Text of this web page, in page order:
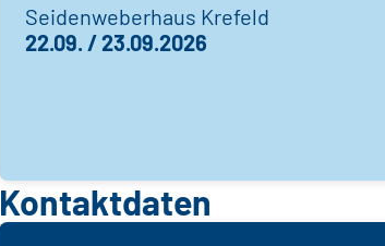
Seidenweberhaus Krefeld
22.09. / 23.09.2026
Kontaktdaten